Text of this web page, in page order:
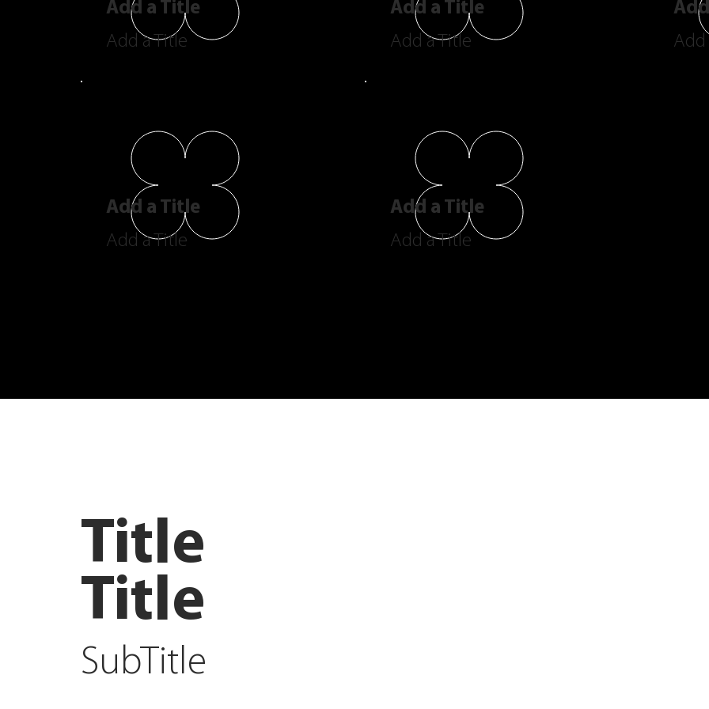
Add a Title
Add a Title
Add a Title
Add a Title
Add
Add a Title
Add a Title
Add a Title
Add a Title
Title
Title
SubTitle